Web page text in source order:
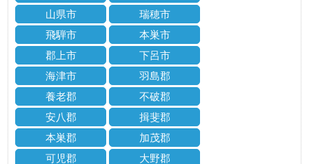
山県市
瑞穂市
飛騨市
本巣市
郡上市
下呂市
海津市
羽島郡
養老郡
不破郡
安八郡
揖斐郡
本巣郡
加茂郡
可児郡
大野郡